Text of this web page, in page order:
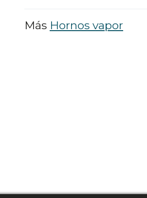
Más Hornos vapor